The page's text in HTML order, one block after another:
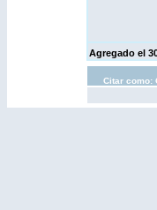
Agregado el
Citar como: